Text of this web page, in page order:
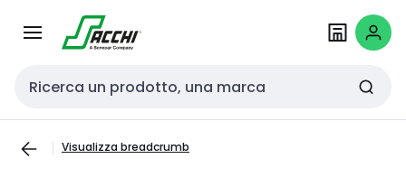
navigazionecontenuto
Cerca input
Visualizza breadcrumb